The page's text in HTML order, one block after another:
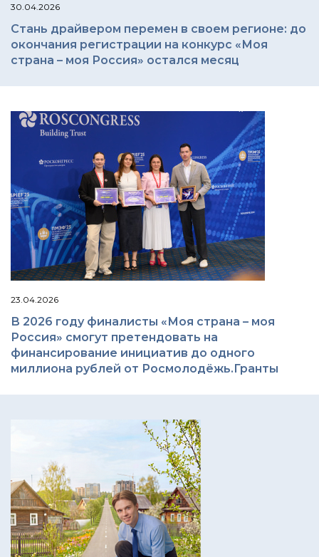
30.04.2026
Стань драйвером перемен в своем регионе: до
окончания регистрации на конкурс «Моя
страна – моя Россия» остался месяц
23.04.2026
В 2026 году финалисты «Моя страна – моя
Россия» смогут претендовать на
финансирование инициатив до одного
миллиона рублей от Росмолодёжь.Гранты